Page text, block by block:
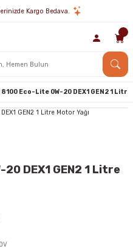
Kargo Bedava.
Eco-Lite 0W-20 DEX1 GEN2 1 Litre
DEX1 GEN2 1 Litre